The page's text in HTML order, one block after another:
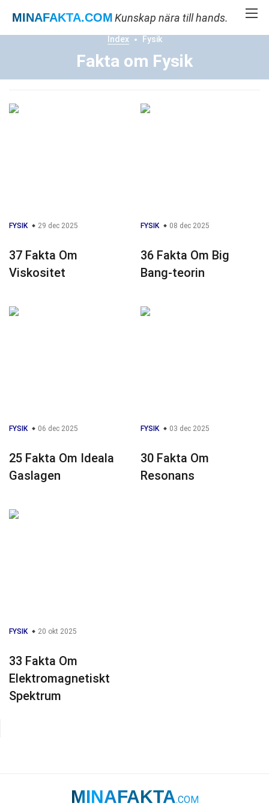
MINAFAKTA.COMKunskap nära till hands.
Index Fysik
Fakta om Fysik
FYSIK 29 dec 2025
37 Fakta Om
Viskositet
FYSIK 08 dec 2025
36 Fakta Om Big
Bang-teorin
FYSIK 06 dec 2025
25 Fakta Om Ideala
Gaslagen
FYSIK 03 dec 2025
30 Fakta Om
Resonans
FYSIK 20 okt 2025
33 Fakta Om
Elektromagnetiskt
Spektrum
MINAFAKTA.COM